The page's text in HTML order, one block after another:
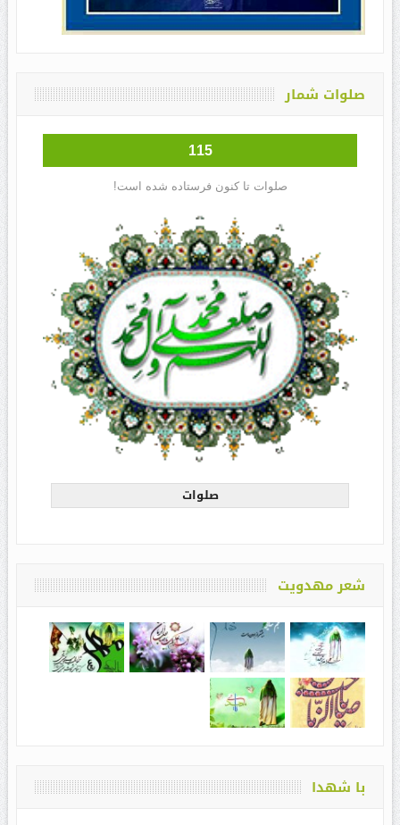
صلوات شمار
115
صلوات تا کنون فرستاده شده است!
صلوات
شعر مهدویت
با شهدا